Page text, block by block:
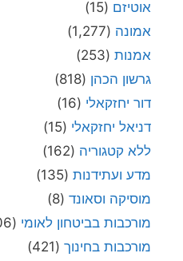
אוטיזם (15)
אמונה (1,277)
אמנות (253)
גרשון הכהן (818)
דור יחזקאלי (16)
דניאל יחזקאלי (15)
ללא קטגוריה (162)
מדע ועתידנות (135)
מוסיקה וסאונד (8)
מורכבות בביטחון לאומי (4,506)
מורכבות בחינוך (421)